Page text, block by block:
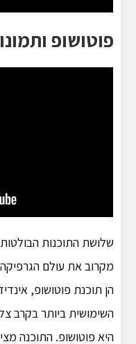
פוטושופ
שלושת התוכנות
מקרוב את עולם
הן תוכנת פוטושופ,
השימושית ביותר בקרב
היא פוטושופ. התוכנה